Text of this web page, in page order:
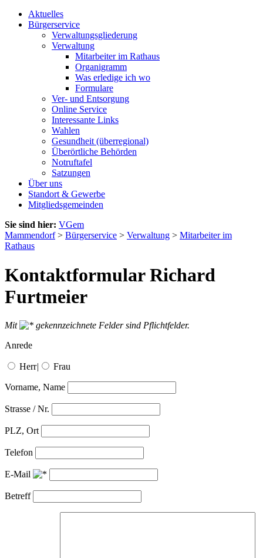
Aktuelles
Bürgerservice
Verwaltungsgliederung
Verwaltung
Mitarbeiter im Rathaus
Organigramm
Was erledige ich wo
Formulare
Ver- und Entsorgung
Online Service
Interessante Links
Wahlen
Gesundheit (überregional)
Überörtliche Behörden
Notruftafel
Satzungen
Über uns
Standort & Gewerbe
Mitgliedsgemeinden
Sie sind hier: VGem
Mammendorf> Bürgerservice > Verwaltung > Mitarbeiter im
Rathaus
Kontaktformular Richard
Furtmeier
Mit
gekennzeichnete Felder sind Pflichtfelder.
Anrede
Herr| Frau
Vorname, Name
Strasse / Nr.
PLZ, Ort
Telefon
E-Mail
Betreff